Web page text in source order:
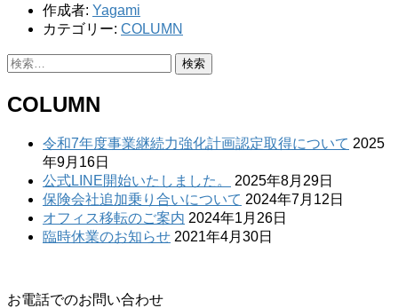
作成者: Yagami
カテゴリー: COLUMN
検
COLUMN
令和7年度事業継続力強化計画認定取得について 2025
年9月16日
公式LINE開始いたしました。
2025年8月29日
保険会社追加乗り合いについて 2024年7月12日
オフィス移転のご案内 2024年1月26日
臨時休業のお知らせ 2021年4月30日
お電話でのお問い合わせ